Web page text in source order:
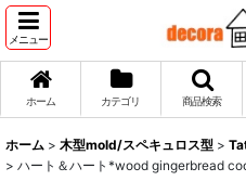
メニュー
ホーム カテゴリ 商品検索
ホーム > 木型mold/スペキュロス型 >
> ハート＆ハート*wood gingerbread